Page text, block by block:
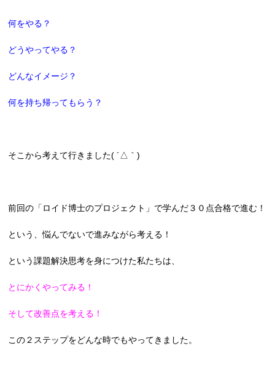
何をやる？
どうやってやる？
どんなイメージ？
何を持ち帰ってもらう？
そこから考えて行きました( ´△｀)
前回の「ロイド博士のプロジェクト」で学んだ３０点合格で進む！
という、悩んでないで進みながら考える！
という課題解決思考を身につけた私たちは、
とにかくやってみる！
そして改善点を考える！
この２ステップをどんな時でもやってきました。